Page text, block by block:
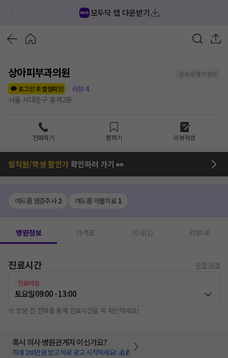
모두닥 앱 다운받기
상아피부과의원
정보공개 미동의
로그인 후 별점확인
리뷰4
서울 서대문구 홍제2동
전화하기 찜하기 리뷰작성
임직원/학생 할인가확인하러 가기 👀
여드름 염증주사2 여드름 약물치료 1
병원정보 가격표 의사(1) 리뷰(4)
진료시간 수정 요청
진료마감
토요일09:00 - 13:00
※ 방문 전 전화를 통해 진료시간을 꼭 확인하세요!
혹시 의사·병원관계자 이신가요?
최대 200만원 받고 바로 광고 시작하세요! 💰💰